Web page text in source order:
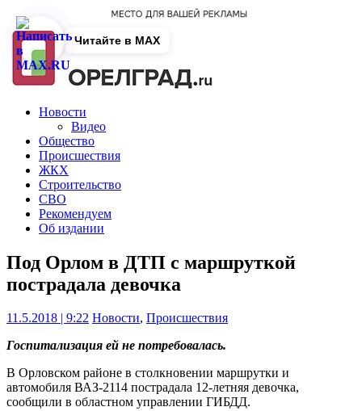
Новости
Видео
Общество
Происшествия
ЖКХ
Строительство
СВО
Рекомендуем
Об издании
Под Орлом в ДТП с маршруткой
пострадала девочка
11.5.2018 | 9:22 Новости, Происшествия
Госпитализация ей не потребовалась.
В Орловском районе в столкновении маршрутки и
автомобиля ВАЗ-2114 пострадала 12-летняя девочка,
сообщили в областном управлении ГИБДД.
Читайте в MAX